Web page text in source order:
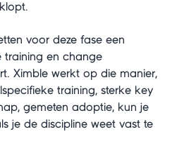
voor deze fase een
training en change
Ximble werkt op die manier,
training, sterke key
gemeten adoptie, kun je
je de discipline weet vast te